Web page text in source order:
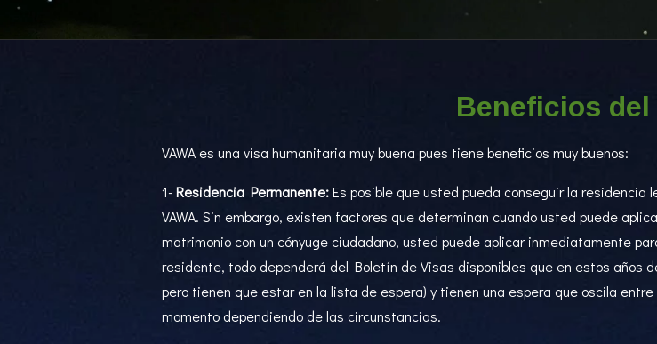
Beneficios del
VAWA es una visa humanitaria muy buena pues tiene beneficios muy buenos:
1-Residencia Permanente:Es posible que usted pueda conseguir la
VAWA. Sin embargo, existen factores que determinan cuando usted puede
matrimonio con un cónyuge ciudadano, usted puede aplicar inmediatamente
residente, todo dependerá del Boletín de Visas disponibles que en estos años
pero tienen que estar en la lista de espera) y tienen una espera que oscila
momento dependiendo de las circunstancias.